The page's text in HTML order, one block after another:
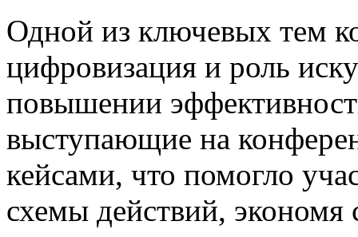
Одной из ключевых тем
цифровизация и роль
повышении
выступающие на
кейсами, что помогло
схемы действий, экономя